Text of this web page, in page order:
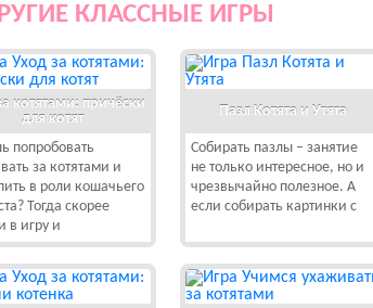
КЛАССНЫЕ ИГРЫ
котятами: причёски
для котят
попробовать
за котятами и
в роли кошачьего
Тогда скорее
в игру и
Пазл Котята и Утята
Собирать пазлы – занятие
не только интересное, но и
чрезвычайно полезное. А
если собирать картинки с